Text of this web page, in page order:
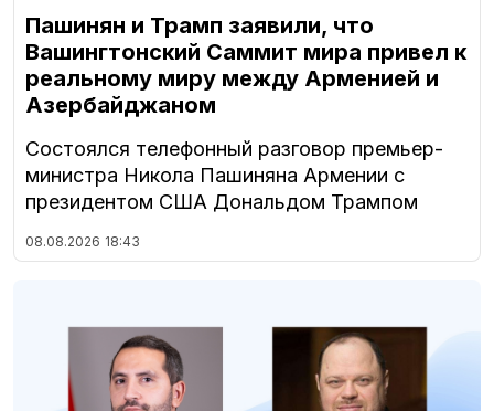
Пашинян и Трамп заявили, что
Вашингтонский Саммит мира привел к
реальному миру между Арменией и
Азербайджаном
Состоялся телефонный разговор премьер-
министра Никола Пашиняна Армении с
президентом США Дональдом Трампом
08.08.2026 18:43